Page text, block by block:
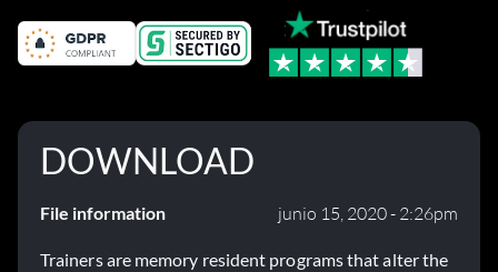
DOWNLOAD
File information junio 15, 2020 - 2:26pm
Trainers are memory resident programs that alter the